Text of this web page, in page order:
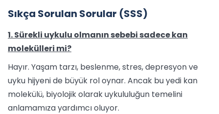
Sıkça Sorulan Sorular (SSS)
1. Sürekli uykulu olmanın sebebi sadece kan
molekülleri mi?
Hayır. Yaşam tarzı, beslenme, stres, depresyon ve
uyku hijyeni de büyük rol oynar. Ancak bu yedi kan
molekülü, biyolojik olarak uykululuğun temelini
anlamamıza yardımcı oluyor.